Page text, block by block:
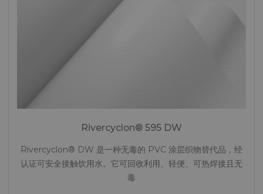
Rivercyclon® 595 DW
Rivercyclon® DW 是一种无毒的 PVC 涂层织物替代品，经
认证可安全接触饮用水。它可回收利用、轻便、可热焊接且无
毒